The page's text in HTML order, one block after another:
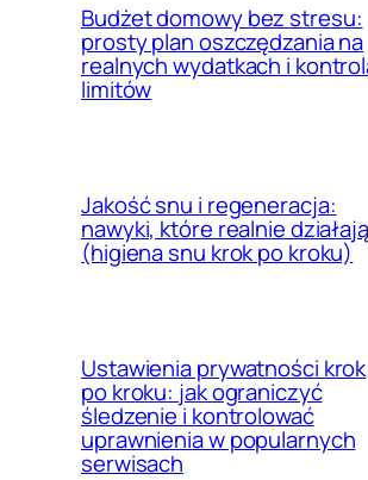
Budżet domowy bez stresu:
prosty plan oszczędzania na
realnych wydatkach i
limitów
Jakość snu i regeneracja:
nawyki, które realnie działają
(higiena snu krok po kroku)
Ustawienia prywatności krok
po kroku: jak ograniczyć
śledzenie i kontrolować
uprawnienia w popularnych
serwisach